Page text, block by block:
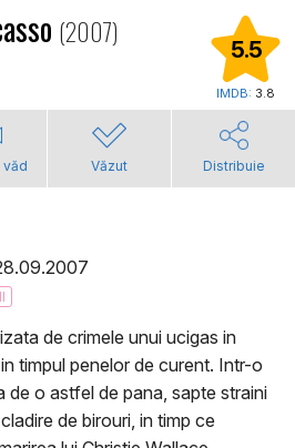
(2007)
5.5
IMDB: 3.8
văd Văzut Distribuie
de crimele unui ucigas in
timpul penelor de curent. Intr-o
de o astfel de pana, sapte straini
de birouri, in timp ce